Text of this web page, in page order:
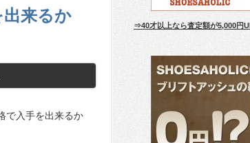
来るか
で入手を出来るか
⇒40才以上なら査定額が5,000円